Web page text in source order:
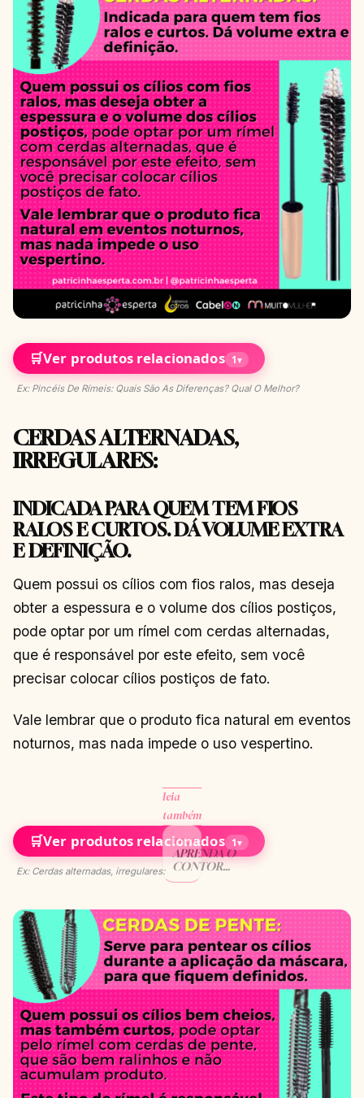
🛒Ver produtos relacionados 1▾
Ex: Pincéis De Rímeis: Quais São As Diferenças? Qual O Melhor?
CERDAS ALTERNADAS,
IRREGULARES:
INDICADA PARA QUEM TEM FIOS
RALOS E CURTOS. DÁ VOLUME EXTRA
E DEFINIÇÃO.
Quem possui os cílios com fios ralos, mas deseja
obter a espessura e o volume dos cílios postiços,
pode optar por um rímel com cerdas alternadas,
que é responsável por este efeito, sem você
precisar colocar cílios postiços de fato.
Vale lembrar que o produto fica natural em eventos
noturnos, mas nada impede o uso vespertino.
leia
também
MAQUIAGEM
APRENDA O
CONTORNO
FACIAL QUE
TANTO
ADORAM
CONTINUAR
LENDO →
🛒Ver produtos relacionados 1▾
Ex: Cerdas alternadas, irregulares: